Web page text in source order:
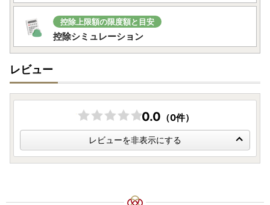
控除上限額の限度額と目安
控除シミュレーション
レビュー
0.0 （0件）
レビューを非表示にする